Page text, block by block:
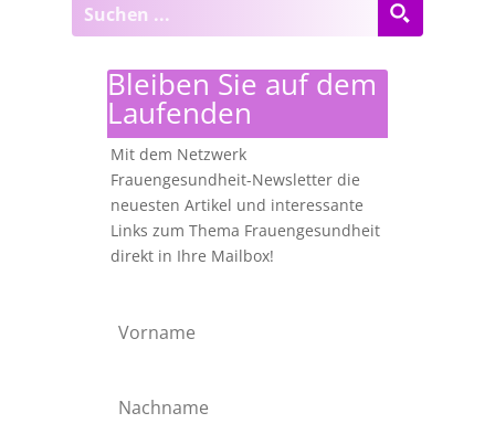
Bleiben Sie auf dem
Laufenden
Mit dem Netzwerk
Frauengesundheit-Newsletter die
neuesten Artikel und interessante
Links zum Thema Frauengesundheit
direkt in Ihre Mailbox!